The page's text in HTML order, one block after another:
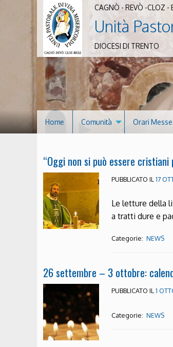
CAGNÒ - REVÒ -CLOZ -
Unità
DIOCESI DI TRENTO
Home Comunità Orari Messe
“Oggi non si può essere
PUBBLICATO IL17
Le letture della
a tratti dure e
Categorie: NEWS
26 settembre – 3 ottobre:
PUBBLICATO IL1
Categorie: NEWS